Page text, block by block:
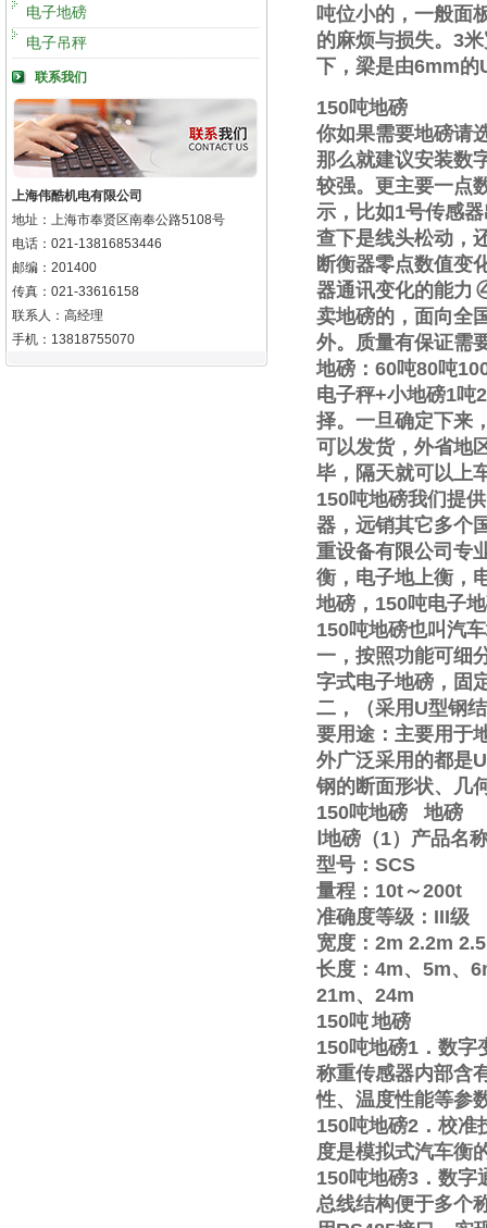
电子地磅
电子吊秤
联系我们
上海伟酷机电有限公司
地址：上海市奉贤区南奉公路5108号
电话：021-13816853446
邮编：201400
传真：021-33616158
联系人：高经理
手机：13818755070
吨位小的，一般面
的麻烦与损失。 3
下，梁是由6mm的
150吨地磅
你如果需要地磅请
那么就建议安装数
较强。更主要一点
示，比如1号传感
查下是线头松动，
断衡器零点数值变
器通讯变化的能力
卖地磅的，面向全
外。质量有保证需
地磅： 60吨80吨
电子秤+小地磅1吨2
择。一旦确定下来
可以发货，外省地
毕，隔天就可以上
150吨地磅我们提
器，远销其它多个
重设备有限公司专
衡，电子地上衡，
地磅， 150吨电子
150吨地磅也叫汽
一，按照功能可细
字式电子地磅，固
二，（采用 U型钢
要用途：主要用于
外广泛采用的都是U
钢的断面形状、几
150吨地磅
地磅
地磅（1）产品名
型号： SCS
量程： 10t～200t
准确度等级： III级
宽度： 2m 2.2m
长度： 4m、 5m、
21m、 24m
150吨地磅
150吨地磅1 ．数
称重传感器内部含
性、温度性能等参
150吨地磅2 ．校
度是模拟式汽车衡
150吨地磅3 ．数字
总线结构便于多个